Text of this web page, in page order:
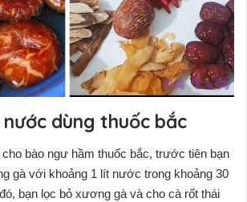
nước dùng thuốc bắc
bào ngư hầm thuốc bắc, trước tiên bạn
gà với khoảng 1 lít nước trong khoảng 30
bạn lọc bỏ xương gà và cho cà rốt thái